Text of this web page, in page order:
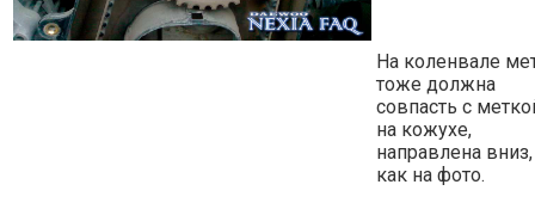
На коленвале
тоже должна
совпасть с
на кожухе,
направлена вниз,
как на фото.